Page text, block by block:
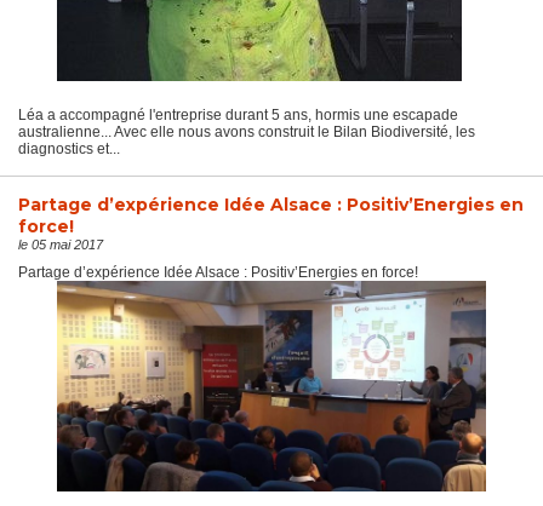
Léa a accompagné l'entreprise durant 5 ans, hormis une escapade
australienne... Avec elle nous avons construit le Bilan Biodiversité, les
diagnostics et...
Partage d’expérience Idée Alsace : Positiv’Energies en
force!
le 05 mai 2017
Partage d’expérience Idée Alsace : Positiv’Energies en force!